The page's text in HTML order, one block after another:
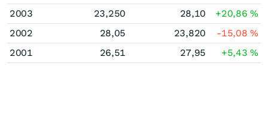
2003
23,250 28,10 +20,86%
2002
28,05 23,820 -15,08%
2001
26,51 27,95 +5,43%